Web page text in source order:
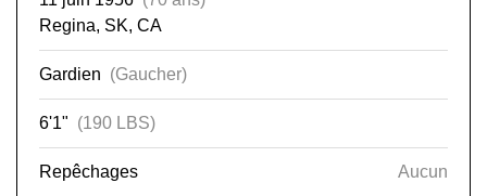
Regina, SK, CA
Gardien (Gaucher)
6'1" (190 LBS)
Repêchages Aucun